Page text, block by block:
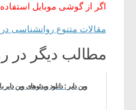
اگر از گوشی موبایل استفاده
مقالات متنوع روانشناسی در
مطالب دیگر در
وین دایر : دانلود ویدئوهای وین